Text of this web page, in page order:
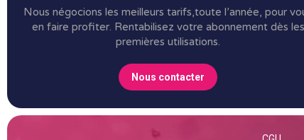
Nous négocions les meilleurs tarifs,toute l’année, pour
en faire profiter. Rentabilisez votre abonnement dès les
premières utilisations.
Nous contacter